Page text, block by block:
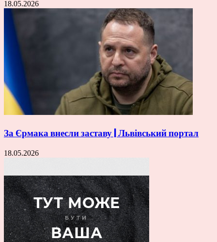
18.05.2026
За Єрмака внесли заставу | Львівський портал
18.05.2026